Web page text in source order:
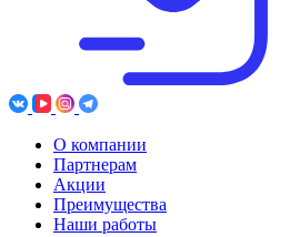
О компании
Партнерам
Акции
Преимущества
Наши работы